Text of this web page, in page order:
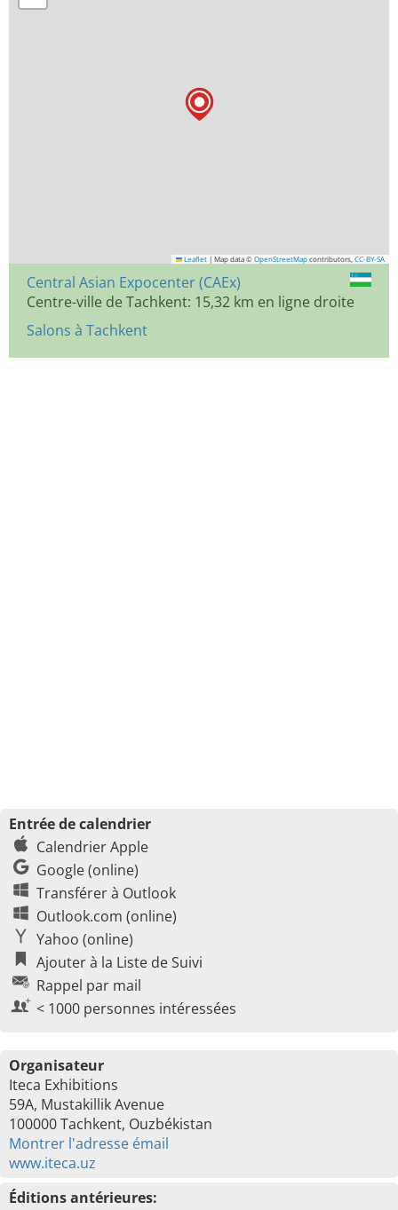
Leaflet | Map data © OpenStreetMap contributors, CC-BY-SA
Central Asian Expocenter (CAEx)
Centre-ville de Tachkent: 15,32 km en ligne droite
Salons à Tachkent
Entrée de calendrier
Calendrier Apple
Google (online)
Transférer à Outlook
Outlook.com (online)
Yahoo (online)
Ajouter à la Liste de Suivi
Rappel par mail
< 1000 personnes intéressées
Organisateur
Iteca Exhibitions
59A, Mustakillik Avenue
100000 Tachkent, Ouzbékistan
Montrer l'adresse émail
www.iteca.uz
Éditions antérieures: